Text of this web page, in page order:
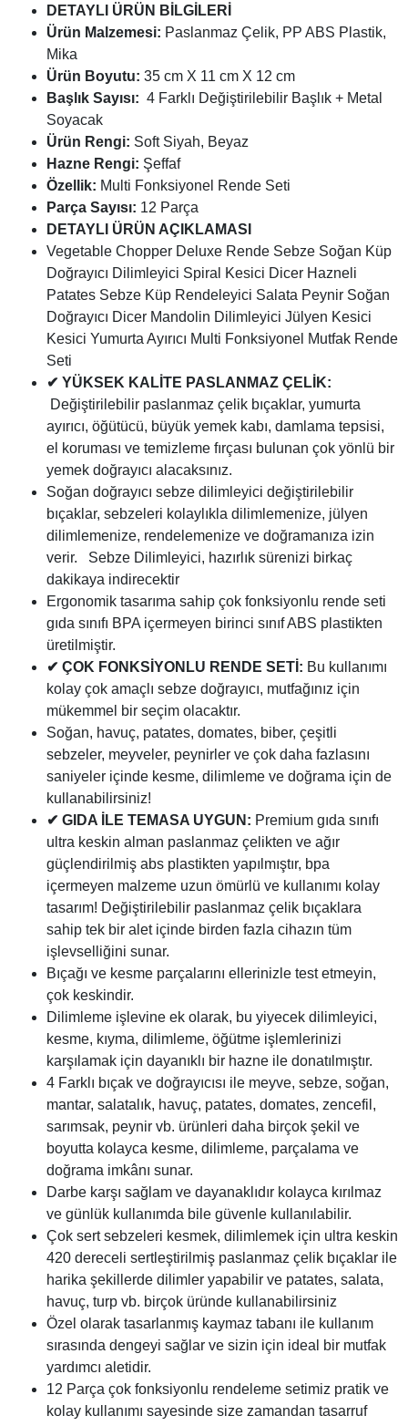
DETAYLI ÜRÜN BİLGİLERİ
Ürün Malzemesi: Paslanmaz Çelik, PP ABS Plastik,
Mika
Ürün Boyutu: 35 cm X 11 cm X 12 cm
Başlık Sayısı: 4 Farklı Değiştirilebilir Başlık + Metal
Soyacak
Ürün Rengi: Soft Siyah, Beyaz
Hazne Rengi: Şeffaf
Özellik: Multi Fonksiyonel Rende Seti
Parça Sayısı: 12 Parça
DETAYLI ÜRÜN AÇIKLAMASI
Vegetable Chopper Deluxe Rende Sebze Soğan Küp
Doğrayıcı Dilimleyici Spiral Kesici Dicer Hazneli
Patates Sebze Küp Rendeleyici Salata Peynir Soğan
Doğrayıcı Dicer Mandolin Dilimleyici Jülyen Kesici
Kesici Yumurta Ayırıcı Multi Fonksiyonel Mutfak Rende
Seti
✔ YÜKSEK KALİTE PASLANMAZ ÇELİK:
Değiştirilebilir paslanmaz çelik bıçaklar, yumurta
ayırıcı, öğütücü, büyük yemek kabı, damlama tepsisi,
el koruması ve temizleme fırçası bulunan çok yönlü bir
yemek doğrayıcı alacaksınız.
Soğan doğrayıcı sebze dilimleyici değiştirilebilir
bıçaklar, sebzeleri kolaylıkla dilimlemenize, jülyen
dilimlemenize, rendelemenize ve doğramanıza izin
verir. Sebze Dilimleyici, hazırlık sürenizi birkaç
dakikaya indirecektir
Ergonomik tasarıma sahip çok fonksiyonlu rende seti
gıda sınıfı BPA içermeyen birinci sınıf ABS plastikten
üretilmiştir.
✔ ÇOK FONKSİYONLU RENDE SETİ: Bu kullanımı
kolay çok amaçlı sebze doğrayıcı, mutfağınız için
mükemmel bir seçim olacaktır.
Soğan, havuç, patates, domates, biber, çeşitli
sebzeler, meyveler, peynirler ve çok daha fazlasını
saniyeler içinde kesme, dilimleme ve doğrama için de
kullanabilirsiniz!
✔ GIDA İLE TEMASA UYGUN: Premium gıda sınıfı
ultra keskin alman paslanmaz çelikten ve ağır
güçlendirilmiş abs plastikten yapılmıştır, bpa
içermeyen malzeme uzun ömürlü ve kullanımı kolay
tasarım! Değiştirilebilir paslanmaz çelik bıçaklara
sahip tek bir alet içinde birden fazla cihazın tüm
işlevselliğini sunar.
Bıçağı ve kesme parçalarını ellerinizle test etmeyin,
çok keskindir.
Dilimleme işlevine ek olarak, bu yiyecek dilimleyici,
kesme, kıyma, dilimleme, öğütme işlemlerinizi
karşılamak için dayanıklı bir hazne ile donatılmıştır.
4 Farklı bıçak ve doğrayıcısı ile meyve, sebze, soğan,
mantar, salatalık, havuç, patates, domates, zencefil,
sarımsak, peynir vb. ürünleri daha birçok şekil ve
boyutta kolayca kesme, dilimleme, parçalama ve
doğrama imkânı sunar.
Darbe karşı sağlam ve dayanaklıdır kolayca kırılmaz
ve günlük kullanımda bile güvenle kullanılabilir.
Çok sert sebzeleri kesmek, dilimlemek için ultra keskin
420 dereceli sertleştirilmiş paslanmaz çelik bıçaklar ile
harika şekillerde dilimler yapabilir ve patates, salata,
havuç, turp vb. birçok üründe kullanabilirsiniz
Özel olarak tasarlanmış kaymaz tabanı ile kullanım
sırasında dengeyi sağlar ve sizin için ideal bir mutfak
yardımcı aletidir.
12 Parça çok fonksiyonlu rendeleme setimiz pratik ve
kolay kullanımı sayesinde size zamandan tasarruf